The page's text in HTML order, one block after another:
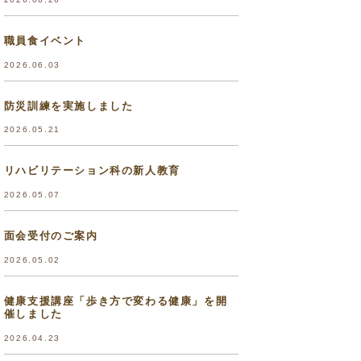
職員食イベント
2026.06.03
防災訓練を実施しました
2026.05.21
リハビリテーション科の新人教育
2026.05.07
面会受付のご案内
2026.05.02
健康支援講座「歩き方で変わる健康」を開
催しました
2026.04.23